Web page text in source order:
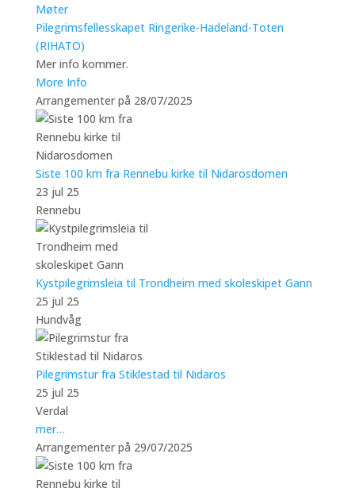
Møter
Pilegrimsfellesskapet Ringerike-Hadeland-Toten
(RIHATO)
Mer info kommer.
More Info
Arrangementer på 28/07/2025
Siste 100 km fra Rennebu kirke til Nidarosdomen
23 jul 25
Rennebu
Kystpilegrimsleia til Trondheim med skoleskipet Gann
25 jul 25
Hundvåg
Pilegrimstur fra Stiklestad til Nidaros
25 jul 25
Verdal
mer…
Arrangementer på 29/07/2025